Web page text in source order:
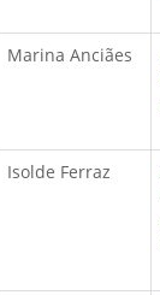
Marina Anciães
Isolde Ferraz